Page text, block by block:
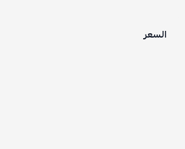
السعر